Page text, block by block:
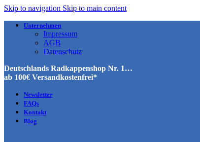
Skip to navigation Skip to main content
Unternehmen
Impressum
AGB
Datenschutz
Deutschlands Radkappenshop Nr. 1…
ab 100€ Versandkostenfrei*
Newsletter
FAQs
Kontakt
Blog